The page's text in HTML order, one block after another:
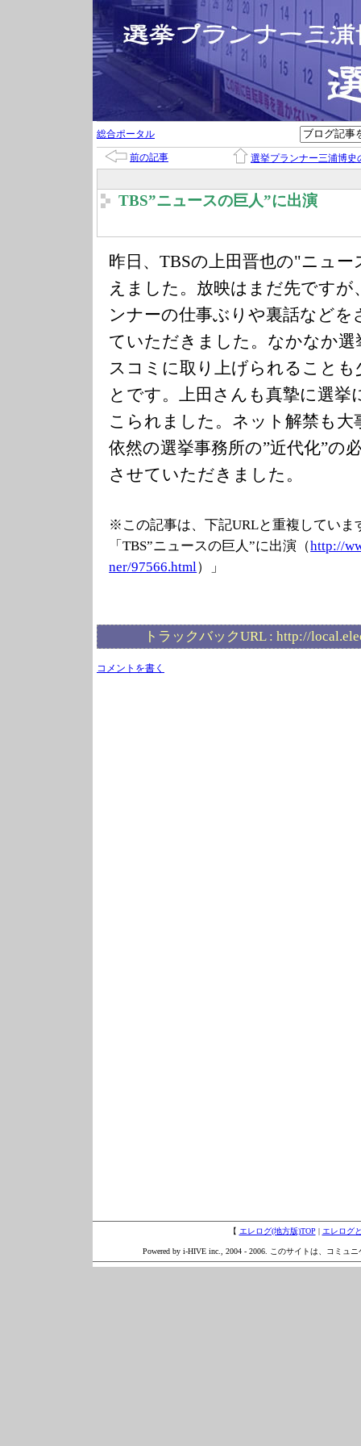
総合ポータル
前の記事 選挙プランナー三浦博史
TBS”ニュースの巨人”に出演
昨日、TBSの上田晋也の"ニュ
えました。放映はまだ先ですが
ンナーの仕事ぶりや裏話など
ていただきました。なかなか
スコミに取り上げられること
とです。上田さんも真摯に選挙
こられました。ネット解禁も大
依然の選挙事務所の”近代化”の
させていただきました。
※この記事は、下記URLと重複していま
「TBS”ニュースの巨人”に出演（http://
ner/97566.html ）」
トラックバックURL : http://
コメントを書く
【 エレログ(地方版)TOP | エレログ
Powered by i-HIVE inc., 2004 - 2006. このサイトは、コミュ